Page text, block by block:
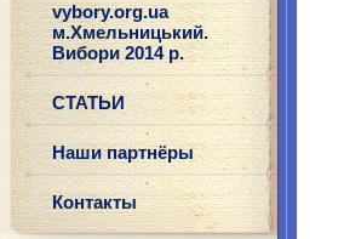
vybory.org.ua
м.Хмельницький.
Вибори 2014 р.
СТАТЬИ
Наши партнёры
Контакты